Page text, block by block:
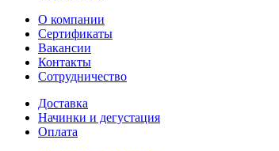
О компании
Сертификаты
Вакансии
Контакты
Сотрудничество
Доставка
Начинки и дегустация
Оплата